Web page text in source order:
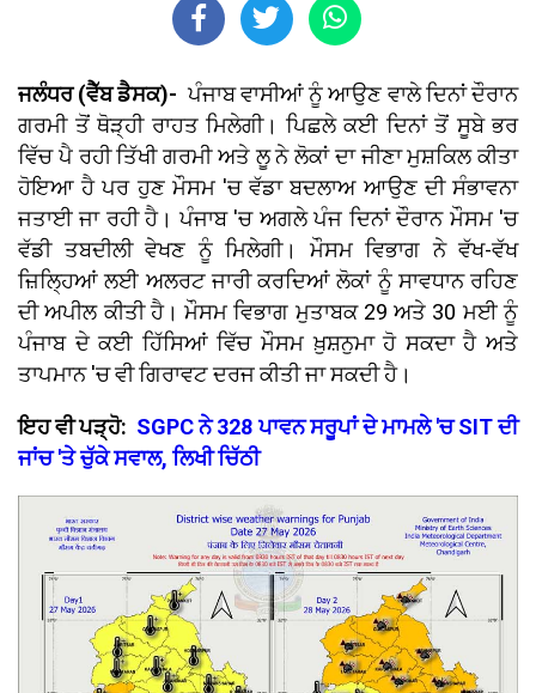
ਜਲੰਧਰ (ਵੈੱਬ ਡੈਸਕ)- ਪੰਜਾਬ ਵਾਸੀਆਂ ਨੂੰ ਆਉਣ ਵਾਲੇ ਦਿਨਾਂ ਦੌਰਾਨ
ਗਰਮੀ ਤੋਂ ਥੋੜ੍ਹੀ ਰਾਹਤ ਮਿਲੇਗੀ। ਪਿਛਲੇ ਕਈ ਦਿਨਾਂ ਤੋਂ ਸੂਬੇ ਭਰ
ਵਿੱਚ ਪੈ ਰਹੀ ਤਿੱਖੀ ਗਰਮੀ ਅਤੇ ਲੂ ਨੇ ਲੋਕਾਂ ਦਾ ਜੀਣਾ ਮੁਸ਼ਕਿਲ ਕੀਤਾ
ਹੋਇਆ ਹੈ ਪਰ ਹੁਣ ਮੌਸਮ 'ਚ ਵੱਡਾ ਬਦਲਾਅ ਆਉਣ ਦੀ ਸੰਭਾਵਨਾ
ਜਤਾਈ ਜਾ ਰਹੀ ਹੈ। ਪੰਜਾਬ 'ਚ ਅਗਲੇ ਪੰਜ ਦਿਨਾਂ ਦੌਰਾਨ ਮੌਸਮ 'ਚ
ਵੱਡੀ ਤਬਦੀਲੀ ਵੇਖਣ ਨੂੰ ਮਿਲੇਗੀ। ਮੌਸਮ ਵਿਭਾਗ ਨੇ ਵੱਖ-ਵੱਖ
ਜ਼ਿਲ੍ਹਿਆਂ ਲਈ ਅਲਰਟ ਜਾਰੀ ਕਰਦਿਆਂ ਲੋਕਾਂ ਨੂੰ ਸਾਵਧਾਨ ਰਹਿਣ
ਦੀ ਅਪੀਲ ਕੀਤੀ ਹੈ। ਮੌਸਮ ਵਿਭਾਗ ਮੁਤਾਬਕ 29 ਅਤੇ 30 ਮਈ ਨੂੰ
ਪੰਜਾਬ ਦੇ ਕਈ ਹਿੱਸਿਆਂ ਵਿੱਚ ਮੌਸਮ ਖ਼ੁਸ਼ਨੁਮਾ ਹੋ ਸਕਦਾ ਹੈ ਅਤੇ
ਤਾਪਮਾਨ 'ਚ ਵੀ ਗਿਰਾਵਟ ਦਰਜ ਕੀਤੀ ਜਾ ਸਕਦੀ ਹੈ।
ਇਹ ਵੀ ਪੜ੍ਹੋ: SGPC ਨੇ 328 ਪਾਵਨ ਸਰੂਪਾਂ ਦੇ ਮਾਮਲੇ 'ਚ SIT ਦੀ
ਜਾਂਚ 'ਤੇ ਚੁੱਕੇ ਸਵਾਲ, ਲਿਖੀ ਚਿੱਠੀ